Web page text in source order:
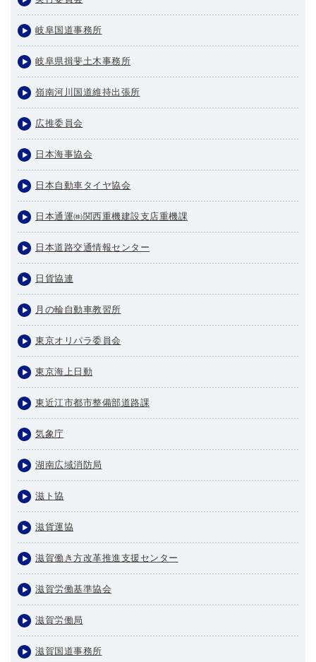
岐阜国道事務所
岐阜県揖斐土木事務所
嶺南河川国道維持出張所
広推委員会
日本海事協会
日本自動車タイヤ協会
日本通運㈱関西重機建設支店重機課
日本道路交通情報センター
日貨協連
月の輪自動車教習所
東京オリパラ委員会
東京海上日動
東近江市都市整備部道路課
気象庁
湖南広域消防局
滋ト協
滋貨運協
滋賀働き方改革推進支援センター
滋賀労働基準協会
滋賀労働局
滋賀国道事務所